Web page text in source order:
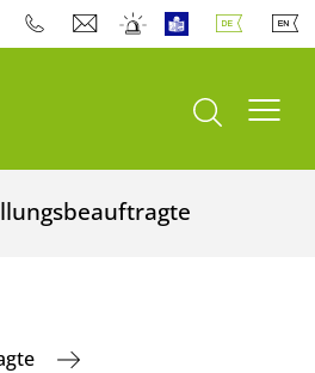
Suche öffnen